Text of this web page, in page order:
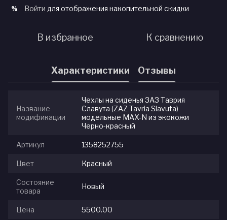
% Войти для отображения накопительной скидки
В избранное К сравнению
Характеристики Отзывы
Название
модификации
Чехлы на сиденья ЗАЗ Таврия
Славута (ZAZ Tavria Slavuta)
модельные MAX-N из экокожи
Черно-красный
Артикул 1358252755
Цвет Красный
Состояние
товара
Новый
Цена 5500.00